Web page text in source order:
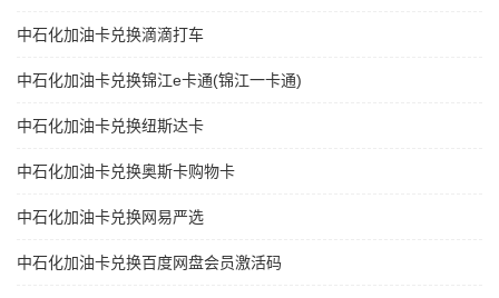
中石化加油卡兑换滴滴打车
中石化加油卡兑换锦江e卡通(锦江一卡通)
中石化加油卡兑换纽斯达卡
中石化加油卡兑换奥斯卡购物卡
中石化加油卡兑换网易严选
中石化加油卡兑换百度网盘会员激活码